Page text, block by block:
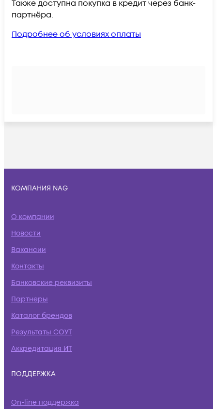
Также доступна покупка в кредит через банк-
партнёра.
Подробнее об условиях оплаты
КОМПАНИЯ NAG
О компании
Новости
Вакансии
Контакты
Банковские реквизиты
Партнеры
Каталог брендов
Результаты СОУТ
Аккредитация ИТ
ПОДДЕРЖКА
On-line поддержка